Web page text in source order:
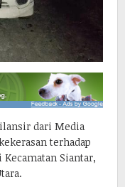
dari Media
terhadap
Siantar,